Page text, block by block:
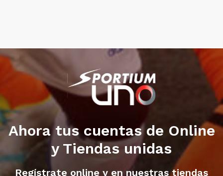
Ahora tus cuentas de Online
y Tiendas unidas
Regístrate online y en nuestras tiendas